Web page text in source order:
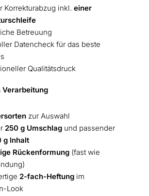
Korrekturabzug inkl. einer
Betreuung
Datencheck für das beste
Qualitätsdruck
Verarbeitung
zur Auswahl
250 g Umschlagund passender
g Inhalt
Rückenformung(fast wie
2-fach-Heftungim
Look